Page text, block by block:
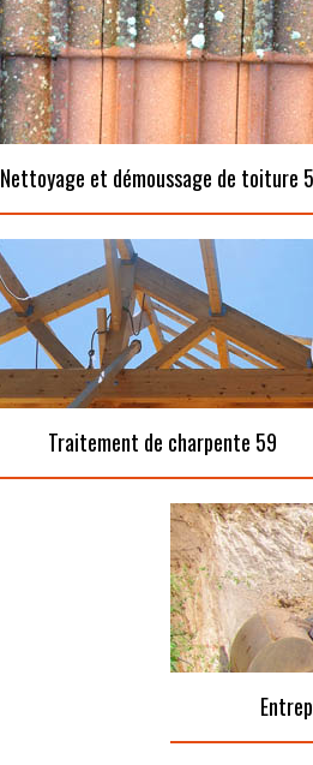
Nettoyage et démoussage de toiture
Traitement de charpente 59